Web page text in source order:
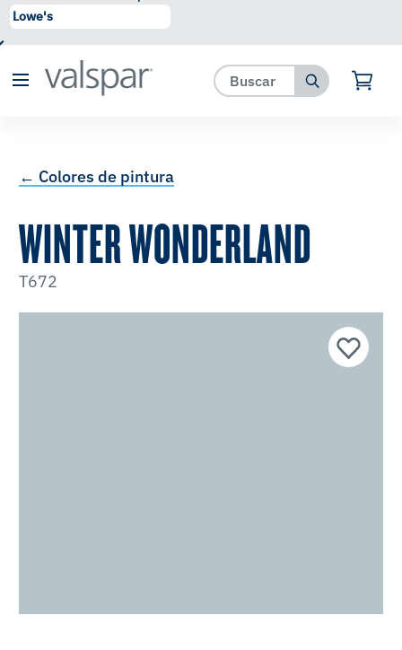
se ha agregado a favoritos.
← Colores de pintura
WINTER WONDERLAND
T672